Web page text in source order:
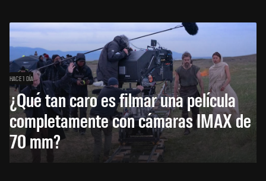
HACE 1 DÍA
¿Qué tan caro es filmar una película
completamente con cámaras IMAX de
70 mm?